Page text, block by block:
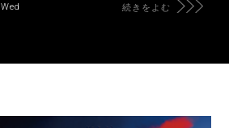
続きをよむ